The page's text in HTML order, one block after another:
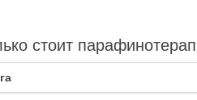
стоит